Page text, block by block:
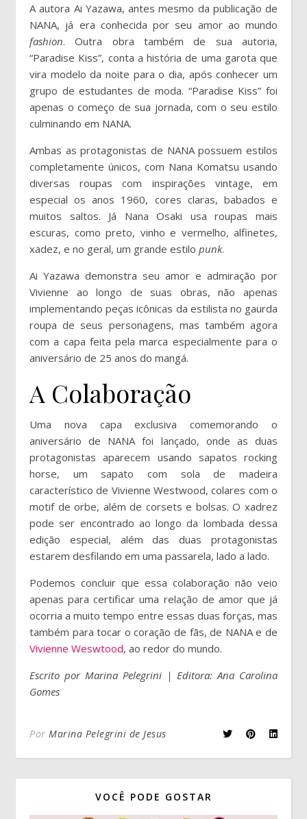
A autora Ai Yazawa, antes mesmo da publicação de
NANA, já era conhecida por seu amor ao mundo
fashion. Outra obra também de sua autoria,
“Paradise Kiss”, conta a história de uma garota que
vira modelo da noite para o dia, após conhecer um
grupo de estudantes de moda. “Paradise Kiss” foi
apenas o começo de sua jornada, com o seu estilo
culminando em NANA.
Ambas as protagonistas de NANA possuem estilos
completamente únicos, com Nana Komatsu usando
diversas roupas com inspirações vintage, em
especial os anos 1960, cores claras, babados e
muitos saltos. Já Nana Osaki usa roupas mais
escuras, como preto, vinho e vermelho, alfinetes,
xadez, e no geral, um grande estilo punk.
Ai Yazawa demonstra seu amor e admiração por
Vivienne ao longo de suas obras, não apenas
implementando peças icônicas da estilista no gaurda
roupa de seus personagens, mas também agora
com a capa feita pela marca especialmente para o
aniversário de 25 anos do mangá.
A Colaboração
Uma nova capa exclusiva comemorando o
aniversário de NANA foi lançado, onde as duas
protagonistas aparecem usando sapatos rocking
horse, um sapato com sola de madeira
característico de Vivienne Westwood, colares com o
motif de orbe, além de corsets e bolsas. O xadrez
pode ser encontrado ao longo da lombada dessa
edição especial, além das duas protagonistas
estarem desfilando em uma passarela, lado a lado.
Podemos concluir que essa colaboração não veio
apenas para certificar uma relação de amor que já
ocorria a muito tempo entre essas duas forças, mas
também para tocar o coração de fãs, de NANA e de
Vivienne Weswtood, ao redor do mundo.
Escrito por Marina Pelegrini | Editora: Ana Carolina
Gomes
Por Marina Pelegrini de Jesus
VOCÊ PODE GOSTAR